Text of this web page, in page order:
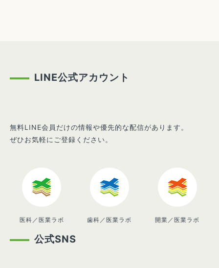
LINE公式アカウント
無料LINE会員だけの情報や優先的な配信があります。
ぜひお気軽にご登録ください。
医科／医業ラボ 歯科／医業ラボ 開業／医業ラボ
公式SNS